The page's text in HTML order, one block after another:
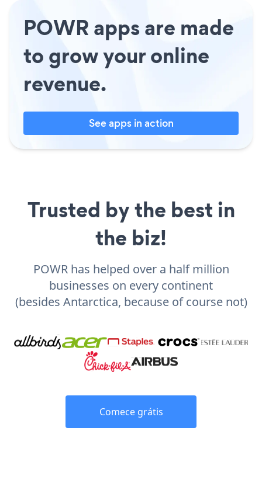
POWR apps are made
to grow your online
revenue.
See apps in action
Trusted by the best in
the biz!
POWR has helped over a half million
businesses on every continent
(besides Antarctica, because of course not)
Comece grátis